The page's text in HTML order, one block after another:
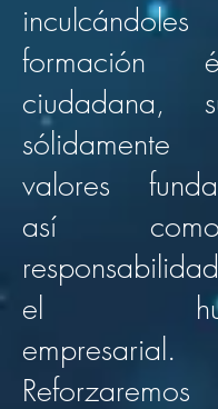
formación
ciudadana,
valores
así
el
empresarial.